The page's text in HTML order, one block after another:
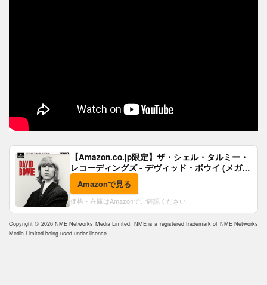
【Amazon.co.jp限定】ザ・シェル・タルミー・
レコーディングズ - デヴィッド・ボウイ (メガジ
ャケ付)
Amazonで見る
価格・在庫はAmazonでご確認ください
Copyright © 2026 NME Networks Media Limited. NME is a registered trademark of NME Networks
Media Limited being used under licence.